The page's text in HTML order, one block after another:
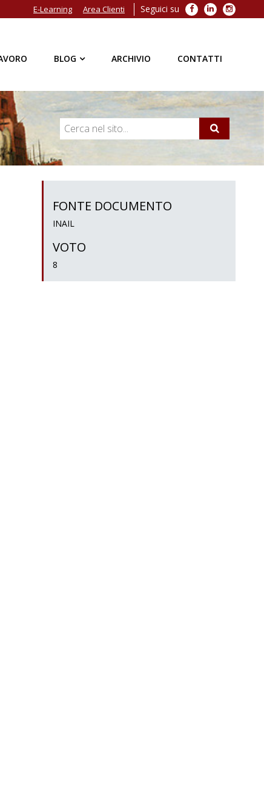
Seguici su Facebook
LinkedIn
E-Learning Area Clienti
BLOG ARCHIVIO CONTATTI
FONTE DOCUMENTO
INAIL
VOTO
8